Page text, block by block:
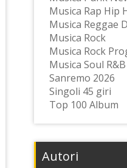
Musica Rap Hip
Musica Reggae
Musica Rock
Musica Rock
Musica Soul R&B
Sanremo 2026
Singoli 45 giri
Top 100 Album
Autori